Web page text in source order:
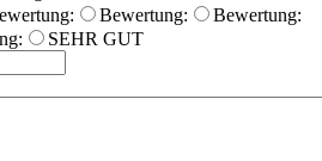
Bewertung:
Bewertung:
SEHR GUT